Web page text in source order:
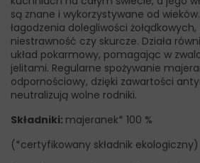
są znane i wykorzystywane od
łagodzenia dolegliwości
niestrawność czy skurcze. Działa
układ pokarmowy, pomagając w
jelitami. Regularne spożywanie
odpornościowy, dzięki zawartości
neutralizują wolne rodniki.
Składniki: majeranek* 100 %
(*certyfikowany składnik ekologiczny)